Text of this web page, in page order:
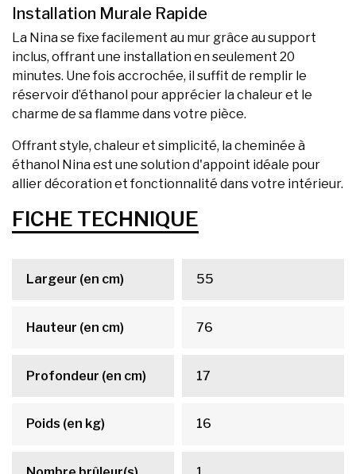
Installation Murale Rapide
La Nina se fixe facilement au mur grâce au support
inclus, offrant une installation en seulement 20
minutes. Une fois accrochée, il suffit de remplir le
réservoir d’éthanol pour apprécier la chaleur et le
charme de sa flamme dans votre pièce.
Offrant style, chaleur et simplicité, la cheminée à
éthanol Nina est une solution d'appoint idéale pour
allier décoration et fonctionnalité dans votre intérieur.
FICHE TECHNIQUE
Largeur (en cm) 55
Hauteur (en cm) 76
Profondeur (en cm) 17
Poids (en kg) 16